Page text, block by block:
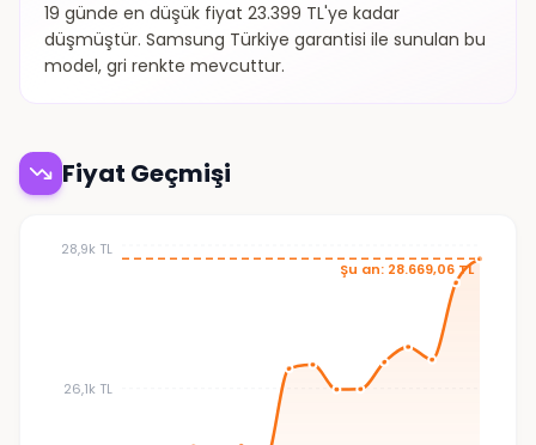
19 günde en düşük fiyat 23.399 TL'ye kadar
düşmüştür. Samsung Türkiye garantisi ile sunulan bu
model, gri renkte mevcuttur.
Fiyat Geçmişi
26,1k TL
28,9k TL
Şu an: 28.669,06 TL